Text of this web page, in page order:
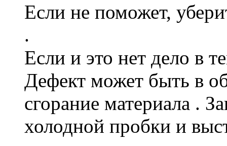
Если не поможет,
.
Если и это нет дело в
Дефект может быть в
сгорание материала .
холодной пробки и